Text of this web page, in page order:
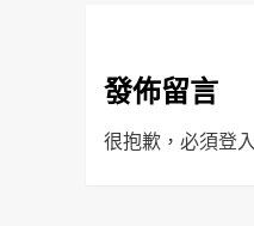
發佈留言
很抱歉，必須登入